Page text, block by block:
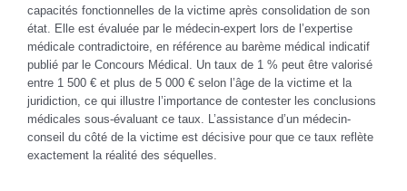
capacités fonctionnelles de la victime après consolidation de son
état. Elle est évaluée par le médecin-expert lors de l’expertise
médicale contradictoire, en référence au barème médical indicatif
publié par le Concours Médical. Un taux de 1 % peut être valorisé
entre 1 500 € et plus de 5 000 € selon l’âge de la victime et la
juridiction, ce qui illustre l’importance de contester les conclusions
médicales sous-évaluant ce taux. L’assistance d’un médecin-
conseil du côté de la victime est décisive pour que ce taux reflète
exactement la réalité des séquelles.